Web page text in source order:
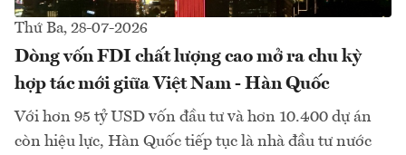
Thứ Ba, 28-07-2026
Dòng vốn FDI chất lượng cao mở ra chu kỳ
hợp tác mới giữa Việt Nam - Hàn Quốc
Với hơn 95 tỷ USD vốn đầu tư và hơn 10.400 dự án
còn hiệu lực, Hàn Quốc tiếp tục là nhà đầu tư nước